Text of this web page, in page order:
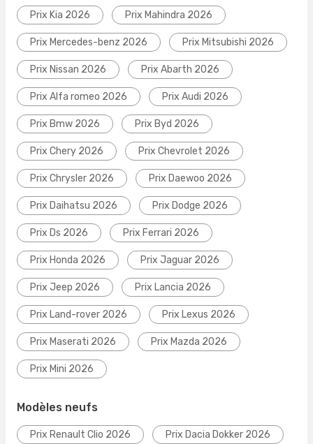
Prix Kia 2026 Prix Mahindra 2026
Prix Mercedes-benz 2026 Prix Mitsubishi 2026
Prix Nissan 2026 Prix Abarth 2026
Prix Alfa romeo 2026 Prix Audi 2026
Prix Bmw 2026 Prix Byd 2026
Prix Chery 2026 Prix Chevrolet 2026
Prix Chrysler 2026 Prix Daewoo 2026
Prix Daihatsu 2026 Prix Dodge 2026
Prix Ds 2026 Prix Ferrari 2026
Prix Honda 2026 Prix Jaguar 2026
Prix Jeep 2026 Prix Lancia 2026
Prix Land-rover 2026 Prix Lexus 2026
Prix Maserati 2026 Prix Mazda 2026
Prix Mini 2026
Modèles neufs
Prix Renault Clio 2026 Prix Dacia Dokker 2026